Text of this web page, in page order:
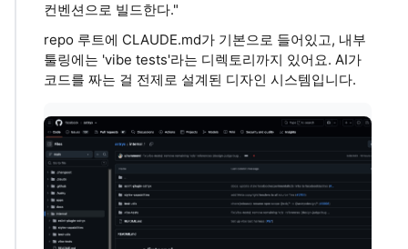
컨벤션으로 빌드한다."
repo 루트에 CLAUDE.md가 기본으로 들어있고, 내부
툴링에는 'vibe tests'라는 디렉토리까지 있어요. AI가
코드를 짜는 걸 전제로 설계된 디자인 시스템입니다.